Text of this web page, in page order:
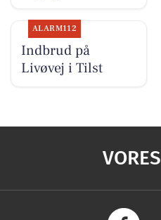
ALARM112
Indbrud på
Livøvej i Tilst
VORES